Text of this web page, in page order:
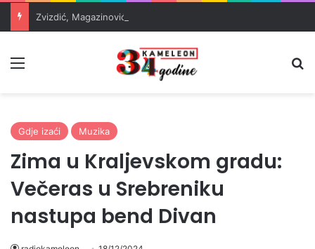
Gdje izaći Muzika
Zima u Kraljevskom gradu:
Večeras u Srebreniku
nastupa bend Divan